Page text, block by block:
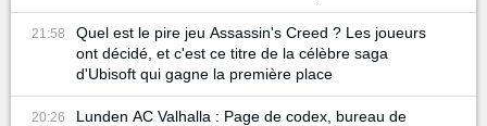
21:58
Quel est le pire jeu Assassin's Creed ? Les joueurs
ont décidé, et c'est ce titre de la célèbre saga
d'Ubisoft qui gagne la première place
20:26
Lunden AC Valhalla : Page de codex, bureau de